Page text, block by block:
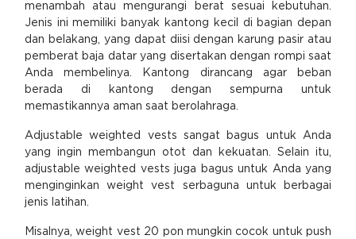
menambah atau mengurangi berat sesuai kebutuhan.
Jenis ini memiliki banyak kantong kecil di bagian depan
dan belakang, yang dapat diisi dengan karung pasir atau
pemberat baja datar yang disertakan dengan rompi saat
Anda membelinya. Kantong dirancang agar beban
berada di kantong dengan sempurna untuk
memastikannya aman saat berolahraga.
Adjustable weighted vests sangat bagus untuk Anda
yang ingin membangun otot dan kekuatan. Selain itu,
adjustable weighted vests juga bagus untuk Anda yang
menginginkan weight vest serbaguna untuk berbagai
jenis latihan.
Misalnya, weight vest 20 pon mungkin cocok untuk push